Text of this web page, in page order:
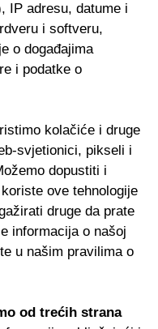
IP adresu, datume i
i softveru,
o događajima
i podatke o
kolačiće i druge
svjetionici, pikseli i
dopustiti i
ove tehnologije
druge da prate
informacija o našoj
u našim pravilima o
od trećih strana